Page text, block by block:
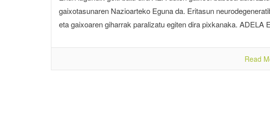
gaixotasunaren Nazioarteko Eguna da. Eritasun
eta gaixoaren giharrak paralizatu egiten dira pixkanaka. ADELA
Read